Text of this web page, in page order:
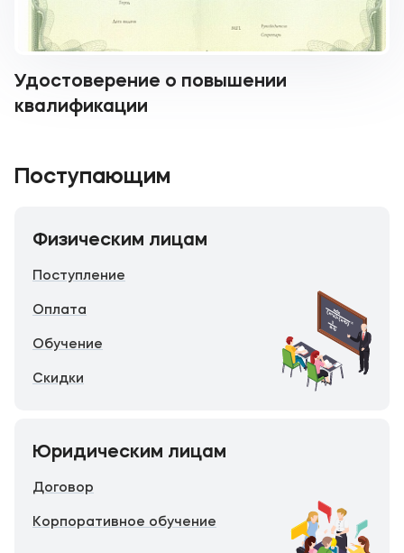
Удостоверение о повышении
квалификации
Поступающим
Физическим лицам
Поступление
Оплата
Обучение
Скидки
Юридическим лицам
Договор
Корпоративное обучение